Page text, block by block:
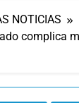
NOTICIAS
complica